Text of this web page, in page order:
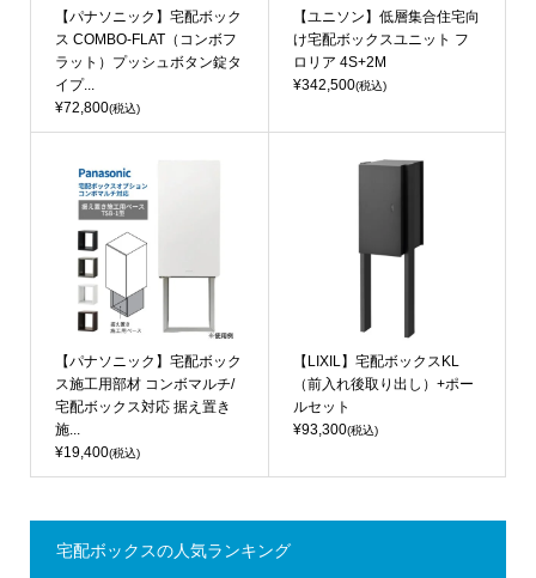
【パナソニック】宅配ボック
ス COMBO-FLAT（コンボフ
ラット）プッシュボタン錠タ
イプ...
¥72,800(税込)
【ユニソン】低層集合住宅向
け宅配ボックスユニット フ
ロリア 4S+2M
¥342,500(税込)
【パナソニック】宅配ボック
ス施工用部材 コンボマルチ/
宅配ボックス対応 据え置き
施...
¥19,400(税込)
【LIXIL】宅配ボックスKL
（前入れ後取り出し）+ポー
ルセット
¥93,300(税込)
宅配ボックスの人気ランキング